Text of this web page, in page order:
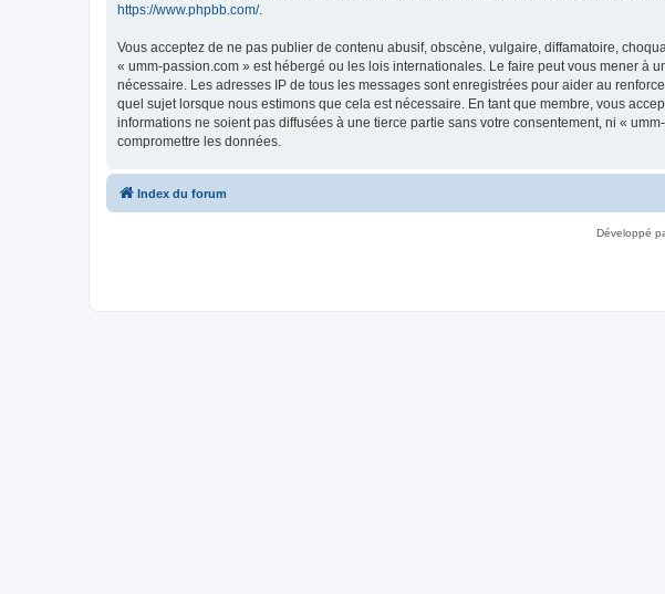
https://www.phpbb.com/.
Vous acceptez de ne pas publier de contenu abusif, obscène, vulgaire, diffamatoire,
« umm-passion.com » est hébergé ou les lois internationales. Le faire peut vous mener à
nécessaire. Les adresses IP de tous les messages sont enregistrées pour aider au
quel sujet lorsque nous estimons que cela est nécessaire. En tant que membre, vous
informations ne soient pas diffusées à une tierce partie sans votre consentement, ni «
compromettre les données.
Index du forum
Développé